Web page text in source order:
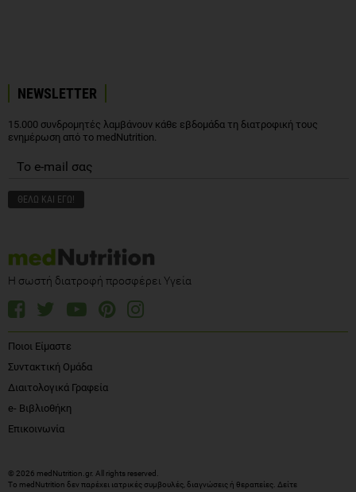
NEWSLETTER
15.000 συνδρομητές λαμβάνουν κάθε εβδομάδα τη διατροφική τους
ενημέρωση από το medNutrition.
Η σωστή διατροφή προσφέρει Υγεία
Ποιοι Είμαστε
Συντακτική Ομάδα
Διαιτολογικά Γραφεία
e- Βιβλιοθήκη
Επικοινωνία
© 2026 medNutrition.gr. All rights reserved.
Το medNutrition δεν παρέχει ιατρικές συμβουλές, διαγνώσεις ή θεραπείες. Δείτε